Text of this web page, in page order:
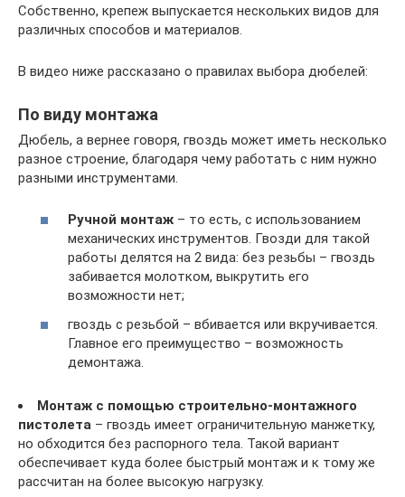
Собственно, крепеж выпускается нескольких видов для
различных способов и материалов.
В видео ниже рассказано о правилах выбора дюбелей:
По виду монтажа
Дюбель, а вернее говоря, гвоздь может иметь несколько
разное строение, благодаря чему работать с ним нужно
разными инструментами.
Ручной монтаж – то есть, с использованием
механических инструментов. Гвозди для такой
работы делятся на 2 вида: без резьбы – гвоздь
забивается молотком, выкрутить его
возможности нет;
гвоздь с резьбой – вбивается или вкручивается.
Главное его преимущество – возможность
демонтажа.
Монтаж с помощью строительно-монтажного
пистолета – гвоздь имеет ограничительную манжетку,
но обходится без распорного тела. Такой вариант
обеспечивает куда более быстрый монтаж и к тому же
рассчитан на более высокую нагрузку.